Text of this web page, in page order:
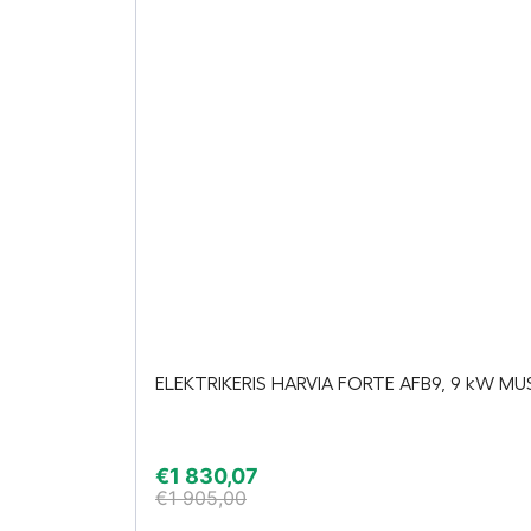
ELEKTRIKERIS HARVIA FORTE AFB9, 9 kW
€1 830,07
€1 905,00